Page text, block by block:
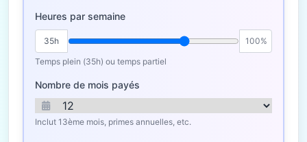
Heures par semaine
35h
100%
Temps plein (35h) ou temps partiel
Nombre de mois payés
Inclut 13ème mois, primes annuelles, etc.